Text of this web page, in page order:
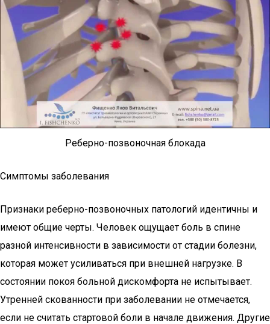
Реберно-позвоночная блокада
Симптомы заболевания
Признаки реберно-позвоночных патологий идентичны и
имеют общие черты. Человек ощущает боль в спине
разной интенсивности в зависимости от стадии болезни,
которая может усиливаться при внешней нагрузке. В
состоянии покоя больной дискомфорта не испытывает.
Утренней скованности при заболевании не отмечается,
если не считать стартовой боли в начале движения. Другие